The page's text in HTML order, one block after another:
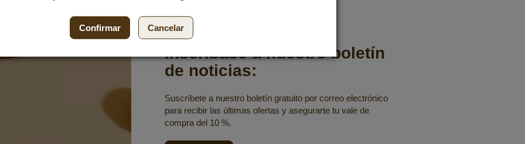
Inscríbase a nuestro boletín
de noticias:
Suscríbete a nuestro boletín gratuito por correo electrónico
para recibir las últimas ofertas y asegurarte tu vale de
compra del 10 %.
Confirmar Cancelar